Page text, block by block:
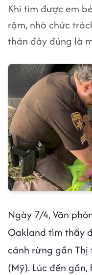
Khi tìm được em
rậm, nhà chức
thán đây đúng là
Ngày 7/4, Văn
Oakland tìm thấy
cánh rừng gần
(Mỹ). Lúc đến